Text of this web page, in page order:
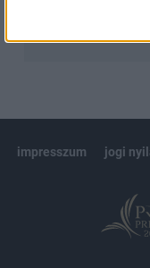
impresszum jogi